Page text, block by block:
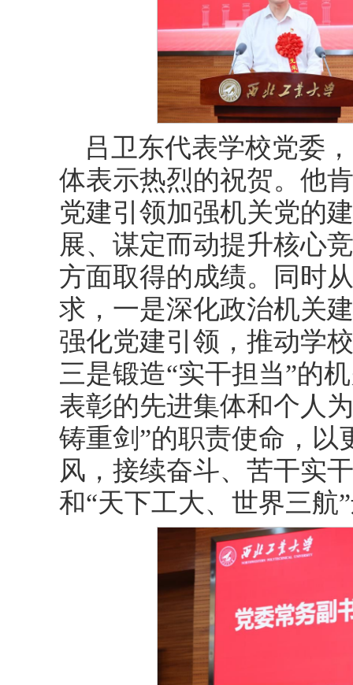
吕卫东代表学校党委
体表示热烈的祝贺。他
党建引领加强机关党的
展、谋定而动提升核心
方面取得的成绩。同时
求，一是深化政治机关
强化党建引领，推动学
三是锻造“实干担当”的
表彰的先进集体和个人
铸重剑”的职责使命，以
风，接续奋斗、苦干实
和“天下工大、世界三航